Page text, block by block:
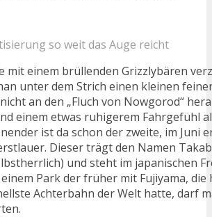
so weit das Auge reicht
mit einem brüllenden Grizzlybären
unter dem Strich einen kleinen
an den „Fluch von Nowgorod“
einem etwas ruhigerem Fahrgefühl
ist da schon der zweite, im Juni
Dieser trägt den Namen
und steht im japanischen
Park der früher mit Fujiyama,
Achterbahn der Welt hatte, darf